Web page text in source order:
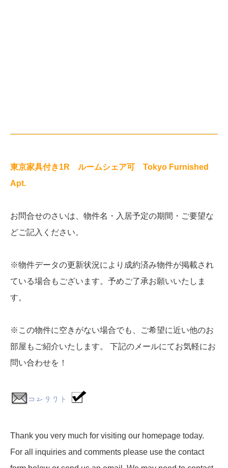
東京家具付き1R ルームシェア可 Tokyo Furnished
Apt.
お問合せのさいは、物件名・入居予定の期間・ご要望な
どご記入ください。
※物件データの更新状況により成約済み物件が掲載され
ている場合もございます。予めご了承お願いいたしま
す。
※この物件に空きがない場合でも、ご希望に近い他のお
部屋もご紹介いたします。 下記のメールにてお気軽にお
問い合わせを！
Thank you very much for visiting our homepage today.
For all inquiries and comments please use the contact